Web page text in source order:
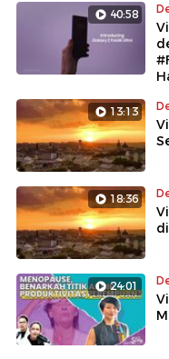
40:58
13:13
18:36
24:01